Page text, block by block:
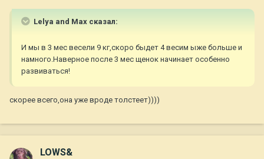
Lelya and Max сказал:
И мы в 3 мес весели 9 кг,скоро быдет 4 весим ыже больше и
намного.Наверное после 3 мес щенок начинает особенно
развиваться!
скорее всего,она уже вроде толстеет))))
LOWS&